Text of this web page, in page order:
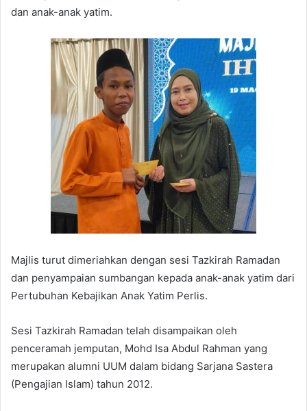
dan anak-anak yatim.
Majlis turut dimeriahkan dengan sesi Tazkirah Ramadan
dan penyampaian sumbangan kepada anak-anak yatim dari
Pertubuhan Kebajikan Anak Yatim Perlis.
Sesi Tazkirah Ramadan telah disampaikan oleh
penceramah jemputan, Mohd Isa Abdul Rahman yang
merupakan alumni UUM dalam bidang Sarjana Sastera
(Pengajian Islam) tahun 2012.